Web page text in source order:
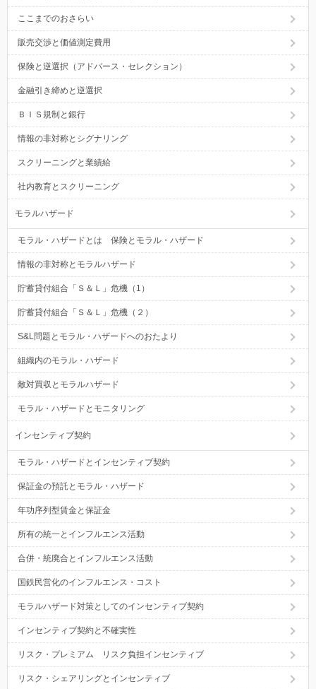
ここまでのおさらい
販売交渉と価値測定費用
保険と逆選択（アドバース・セレクション）
金融引き締めと逆選択
ＢＩＳ規制と銀行
情報の非対称とシグナリング
スクリーニングと業績給
社内教育とスクリーニング
モラルハザード
モラル・ハザードとは 保険とモラル・ハザード
情報の非対称とモラルハザード
貯蓄貸付組合「Ｓ＆Ｌ」危機（1）
貯蓄貸付組合「Ｓ＆Ｌ」危機（２）
S&L問題とモラル・ハザードへのおたより
組織内のモラル・ハザード
敵対買収とモラルハザード
モラル・ハザードとモニタリング
インセンティブ契約
モラル・ハザードとインセンティブ契約
保証金の預託とモラル・ハザード
年功序列型賃金と保証金
所有の統一とインフルエンス活動
合併・統廃合とインフルエンス活動
国鉄民営化のインフルエンス・コスト
モラルハザード対策としてのインセンティブ契約
インセンティブ契約と不確実性
リスク・プレミアム リスク負担インセンティブ
リスク・シェアリングとインセンティブ